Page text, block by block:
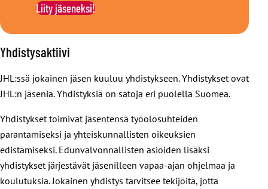
Liity jäseneksi!
Yhdistysaktiivi
JHL:ssä jokainen jäsen kuuluu yhdistykseen. Yhdistykset ovat
JHL:n jäseniä. Yhdistyksiä on satoja eri puolella Suomea.
Yhdistykset toimivat jäsentensä työolosuhteiden
parantamiseksi ja yhteiskunnallisten oikeuksien
edistämiseksi. Edunvalvonnallisten asioiden lisäksi
yhdistykset järjestävät jäsenilleen vapaa-ajan ohjelmaa ja
koulutuksia. Jokainen yhdistys tarvitsee tekijöitä, jotta